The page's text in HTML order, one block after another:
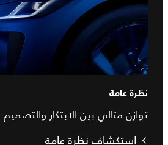
نظرة عامة
توازن مثالي بين الابتكار والتصميم.
استكشاف نظرة عامة